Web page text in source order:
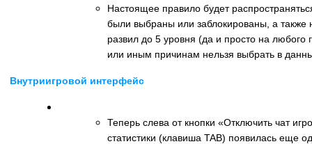
Настоящее правило будет
были выбраны или заблокированы, а также
развил до 5 уровня (да и просто на любого
или иным причинам нельзя выбрать в
Внутриигровой интерфейс
Теперь слева от кнопки «Отключить чат
статистики (клавиша TAB) появилась еще